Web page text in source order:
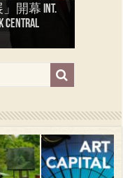
開幕 Int.
Central
尔 Artiste
后将重现
Library
月】
en
en